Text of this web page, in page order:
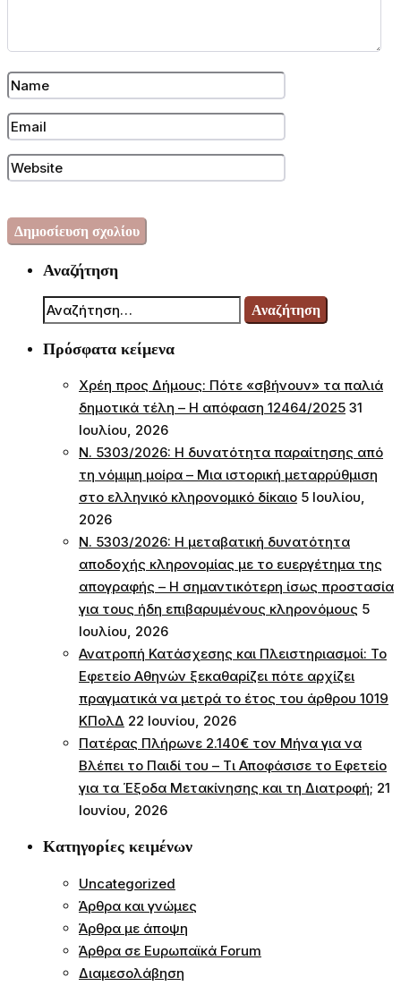
Αναζήτηση
Αναζήτηση
για:
Πρόσφατα κείμενα
Χρέη προς Δήμους: Πότε «σβήνουν» τα παλιά
δημοτικά τέλη – Η απόφαση 12464/2025 31
Ιουλίου, 2026
Ν. 5303/2026: Η δυνατότητα παραίτησης από
τη νόμιμη μοίρα – Μια ιστορική μεταρρύθμιση
στο ελληνικό κληρονομικό δίκαιο 5 Ιουλίου,
2026
Ν. 5303/2026: Η μεταβατική δυνατότητα
αποδοχής κληρονομίας με το ευεργέτημα της
απογραφής – Η σημαντικότερη ίσως προστασία
για τους ήδη επιβαρυμένους κληρονόμους 5
Ιουλίου, 2026
Ανατροπή Κατάσχεσης και Πλειστηριασμοί: Το
Εφετείο Αθηνών ξεκαθαρίζει πότε αρχίζει
πραγματικά να μετρά το έτος του άρθρου 1019
ΚΠολΔ 22 Ιουνίου, 2026
Πατέρας Πλήρωνε 2.140€ τον Μήνα για να
Βλέπει το Παιδί του – Τι Αποφάσισε το Εφετείο
για τα Έξοδα Μετακίνησης και τη Διατροφή; 21
Ιουνίου, 2026
Κατηγορίες κειμένων
Uncategorized
Άρθρα και γνώμες
Άρθρα με άποψη
Άρθρα σε Ευρωπαϊκά Forum
Διαμεσολάβηση